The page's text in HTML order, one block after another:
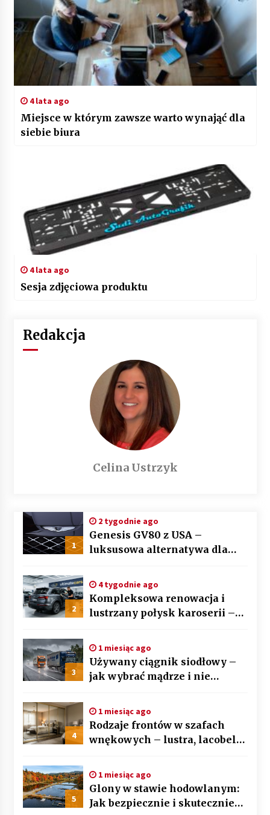
4 lata ago
Miejsce w którym zawsze warto wynająć dla
siebie biura
4 lata ago
Sesja zdjęciowa produktu
Redakcja
Celina Ustrzyk
1
2 tygodnie ago
Genesis GV80 z USA –
luksusowa alternatywa dla
2
4 tygodnie ago
Kompleksowa renowacja i
lustrzany połysk karoserii –
3
1 miesiąc ago
Używany ciągnik siodłowy –
jak wybrać mądrze i nie
po kroku
4
1 miesiąc ago
Rodzaje frontów w szafach
wnękowych – lustra, lacobel
5
1 miesiąc ago
Glony w stawie hodowlanym:
Jak bezpiecznie i skutecznie